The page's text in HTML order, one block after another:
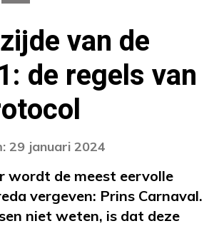
van de
de regels van
29 januari 2024
wordt de meest eervolle
vergeven: Prins Carnaval.
niet weten, is dat deze